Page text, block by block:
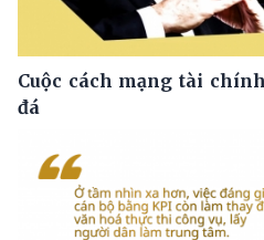
Cuộc cách mạng tài
đá